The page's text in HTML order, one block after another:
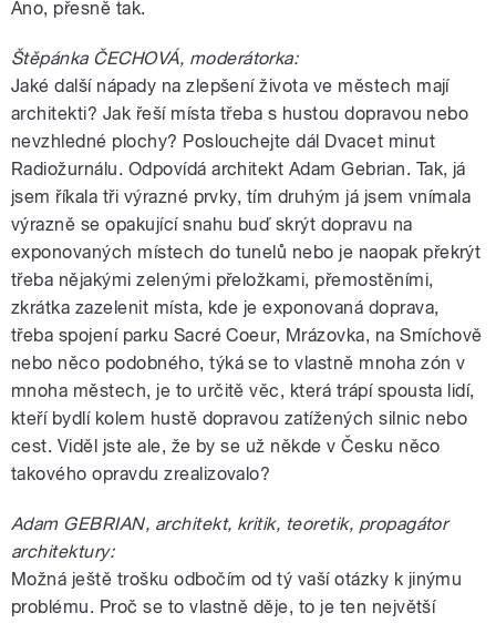
Ano, přesně tak.
Štěpánka ČECHOVÁ, moderátorka:
Jaké další nápady na zlepšení života ve městech mají
architekti? Jak řeší místa třeba s hustou dopravou nebo
nevzhledné plochy? Poslouchejte dál Dvacet minut
Radiožurnálu. Odpovídá architekt Adam Gebrian. Tak, já
jsem říkala tři výrazné prvky, tím druhým já jsem vnímala
výrazně se opakující snahu buď skrýt dopravu na
exponovaných místech do tunelů nebo je naopak překrýt
třeba nějakými zelenými přeložkami, přemostěními,
zkrátka zazelenit místa, kde je exponovaná doprava,
třeba spojení parku Sacré Coeur, Mrázovka, na Smíchově
nebo něco podobného, týká se to vlastně mnoha zón v
mnoha městech, je to určitě věc, která trápí spousta lidí,
kteří bydlí kolem hustě dopravou zatížených silnic nebo
cest. Viděl jste ale, že by se už někde v Česku něco
takového opravdu zrealizovalo?
Adam GEBRIAN, architekt, kritik, teoretik, propagátor
architektury:
Možná ještě trošku odbočím od tý vaší otázky k jinýmu
problému. Proč se to vlastně děje, to je ten největší